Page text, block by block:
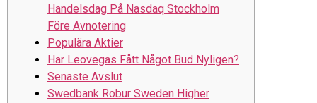
Handelsdag På Nasdaq Stockholm
Före Avnotering
Populära Aktier
Har Leovegas Fått Något Bud Nyligen?
Senaste Avslut
Swedbank Robur Sweden Higher